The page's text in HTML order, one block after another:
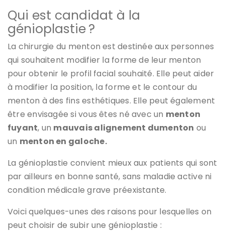
Qui est candidat à la
génioplastie ?
La chirurgie du menton est destinée aux personnes
qui souhaitent modifier la forme de leur menton
pour obtenir le profil facial souhaité. Elle peut aider
à modifier la position, la forme et le contour du
menton à des fins esthétiques. Elle peut également
être envisagée si vous êtes né avec un menton
fuyant, un mauvais alignement dumenton ou
un menton en galoche.
La génioplastie convient mieux aux patients qui sont
par ailleurs en bonne santé, sans maladie active ni
condition médicale grave préexistante.
Voici quelques-unes des raisons pour lesquelles on
peut choisir de subir une génioplastie :